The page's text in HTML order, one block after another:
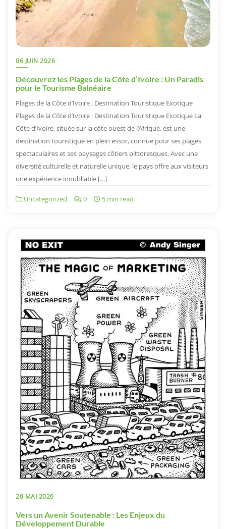
06 JUIN 2026
Découvrez les Plages de la Côte d’Ivoire : Un Paradis
pour le Tourisme Balnéaire
Plages de la Côte d’Ivoire : Destination Touristique Exotique
Plages de la Côte d’Ivoire : Destination Touristique Exotique La
Côte d’Ivoire, située sur la côte ouest de l’Afrique, est une
destination touristique en plein essor, connue pour ses plages
spectaculaires et ses paysages côtiers pittoresques. Avec une
diversité culturelle et naturelle unique, le pays offre aux visiteurs
une expérience inoubliable […]
Uncategorized 0 5 min read
26 MAI 2026
Vers un Avenir Soutenable : Les Enjeux du
Développement Durable